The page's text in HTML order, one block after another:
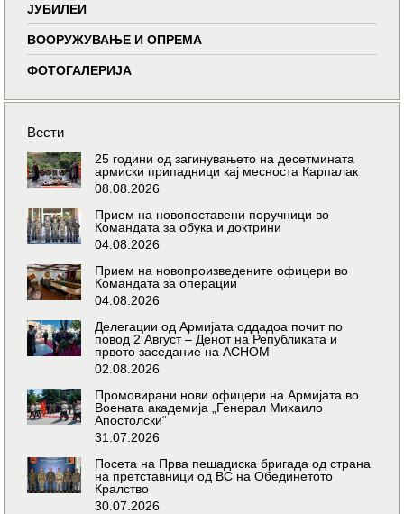
ЈУБИЛЕИ
ВООРУЖУВАЊЕ И ОПРЕМА
ФОТОГАЛЕРИЈА
Вести
25 години од загинувањето на десетмината
армиски припадници кај месноста Карпалак
08.08.2026
Прием на новопоставени поручници во
Командата за обука и доктрини
04.08.2026
Прием на новопроизведените офицери во
Командата за операции
04.08.2026
Делегации од Армијата оддадоа почит по
повод 2 Август – Денот на Републиката и
првото заседание на АСНОМ
02.08.2026
Промовирани нови офицери на Армијата во
Воената академија „Генерал Михаило
Апостолски“
31.07.2026
Посета на Прва пешадиска бригада од страна
на претставници од ВС на Обединетото
Кралство
30.07.2026